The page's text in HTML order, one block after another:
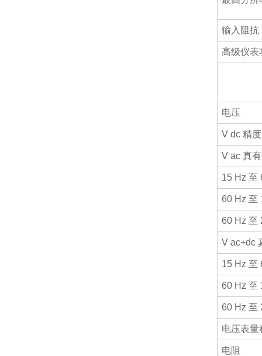
输入阻抗
高级仪表
电压
V dc 精度
V ac 真
15 Hz 至
60 Hz 至
60 Hz 至
V ac+dc
15 Hz 至
60 Hz 至
60 Hz 至
电压表量
电阻